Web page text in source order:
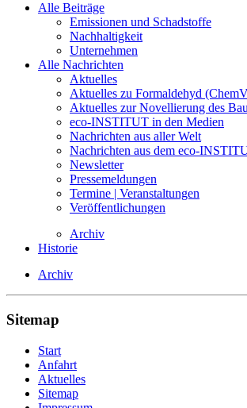
Alle Beiträge
Emissionen und Schadstoffe
Nachhaltigkeit
Unternehmen
Alle Nachrichten
Aktuelles
Aktuelles zu Formaldehyd
Aktuelles zur Novellierung des
eco-INSTITUT in den Medien
Nachrichten aus aller Welt
Nachrichten aus dem eco-
Newsletter
Pressemeldungen
Termine | Veranstaltungen
Veröffentlichungen
Archiv
Historie
Archiv
Sitemap
Start
Anfahrt
Aktuelles
Sitemap